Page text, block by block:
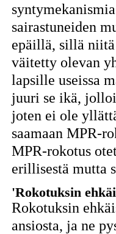
sairastuneiden
epäillä, sillä
väitetty olevan
lapsille useissa
juuri se ikä,
joten ei ole
saamaan MPR-
MPR-rokotus
erillisestä mutta
'Rokotuksin
Rokotuksin
ansiosta, ja ne